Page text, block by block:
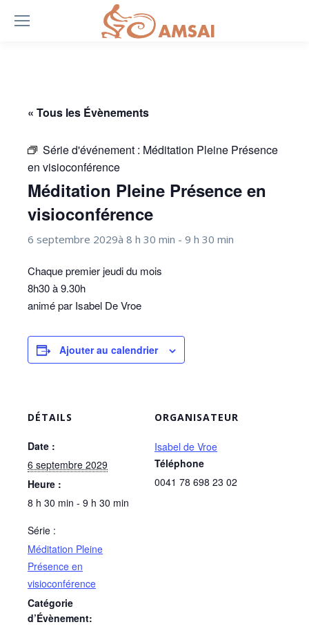
« Tous les Évènements
Série d'événement : Méditation Pleine Présence
en visioconférence
Méditation Pleine Présence en
visioconférence
6 septembre 2029à 8 h 30 min - 9 h 30 min
Chaque premier jeudi du mois
8h30 à 9.30h
animé par Isabel De Vroe
Ajouter au calendrier
DÉTAILS
Date :
6 septembre 2029
Heure :
8 h 30 min - 9 h 30 min
Série :
Méditation Pleine
Présence en
visioconférence
Catégorie
d’Évènement:
ORGANISATEUR
Isabel de Vroe
Téléphone
0041 78 698 23 02